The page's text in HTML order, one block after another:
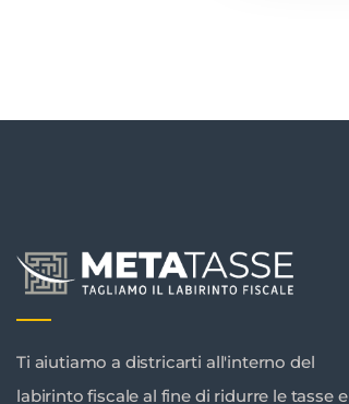
Ti aiutiamo a districarti all'interno del
labirinto fiscale al fine di ridurre le tasse e